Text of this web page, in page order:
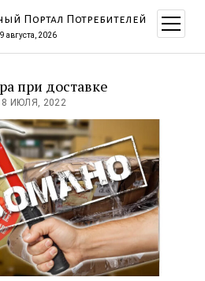
Портал Потребителей
9 августа, 2026
меню
при доставке
ИЮЛЯ, 2022